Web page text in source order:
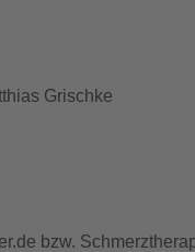
Grischke
bzw.